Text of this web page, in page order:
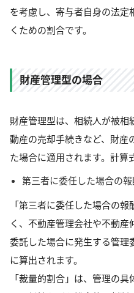
を考慮し、寄与者自身の法定
くための割合です。
財産管理型の場合
財産管理型は、相続人が被
動産の売却手続きなど、財産
た場合に適用されます。計算
第三者に委任した場合の
「第三者に委任した場合の
く、不動産管理会社や不動
委託した場合に発生する管理
に算出されます。
「裁量的割合」は、管理の